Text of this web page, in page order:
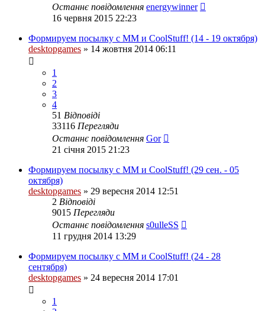
Останнє повідомлення energywinner
16 червня 2015 22:23
Формируем посылку с ММ и CoolStuff! (14 - 19 октября)
desktopgames » 14 жовтня 2014 06:11
1
2
3
4
51 Відповіді
33116 Перегляди
Останнє повідомлення Gor
21 січня 2015 21:23
Формируем посылку с ММ и CoolStuff! (29 сен. - 05
октября)
desktopgames » 29 вересня 2014 12:51
2 Відповіді
9015 Перегляди
Останнє повідомлення s0ulleSS
11 грудня 2014 13:29
Формируем посылку с ММ и CoolStuff! (24 - 28
сентября)
desktopgames » 24 вересня 2014 17:01
1